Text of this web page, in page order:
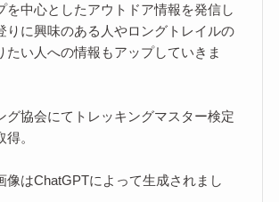
を中心としたアウトドア情報を発信し
りに興味のある人やロングトレイルの
たい人への情報もアップしていきま
グ協会にてトレッキングマスター検定
得。
像はChatGPTによって生成されまし